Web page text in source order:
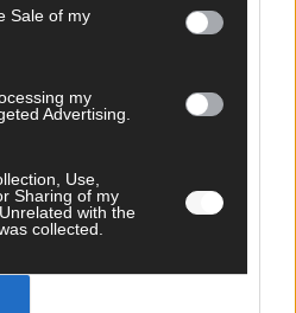
Sale of my
my
Advertising.
Use,
Sharing of my
with the
collected.